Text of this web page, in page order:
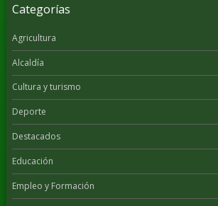
Categorías
Agricultura
Alcaldía
Cultura y turismo
Deporte
Destacados
Educación
Empleo y Formación